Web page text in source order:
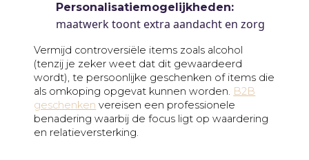
Personalisatiemogelijkheden:
maatwerk toont extra aandacht en zorg
Vermijd controversiële items zoals alcohol
(tenzij je zeker weet dat dit gewaardeerd
wordt), te persoonlijke geschenken of items die
als omkoping opgevat kunnen worden. B2B
geschenken vereisen een professionele
benadering waarbij de focus ligt op waardering
en relatieversterking.